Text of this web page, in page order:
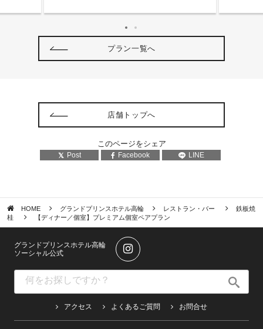
プラン一覧へ
店舗トップへ
このページをシェア
Post Facebook LINE
HOME グランドプリンスホテル高輪 レストラン・バー
鉄板焼
桂
【ディナー／個室】プレミアム個室ペアプラン
グランドプリンスホテル高輪
ソーシャル公式
アクセス よくあるご質問 お問合せ